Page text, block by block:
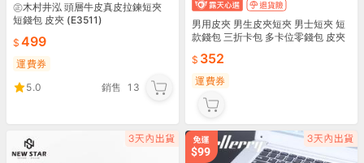
㊣木村井泓 頭層牛皮真皮拉鍊短夾
短錢包 皮夾 (E3511)
499
運費券
5.0
銷售 13
男用皮夾 男生皮夾短夾 男士短夾 短
款錢包 三折卡包 多卡位零錢包 皮夾
352
運費券